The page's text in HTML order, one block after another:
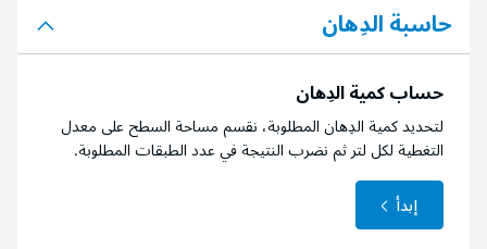
حاسبة الدِهان
حساب كمية الدِهان
لتحديد كمية الدِهان المطلوبة، نقسم مساحة السطح على معدل
التغطية لكل لتر ثم نضرب النتيجة في عدد الطبقات المطلوبة.
إبدأ